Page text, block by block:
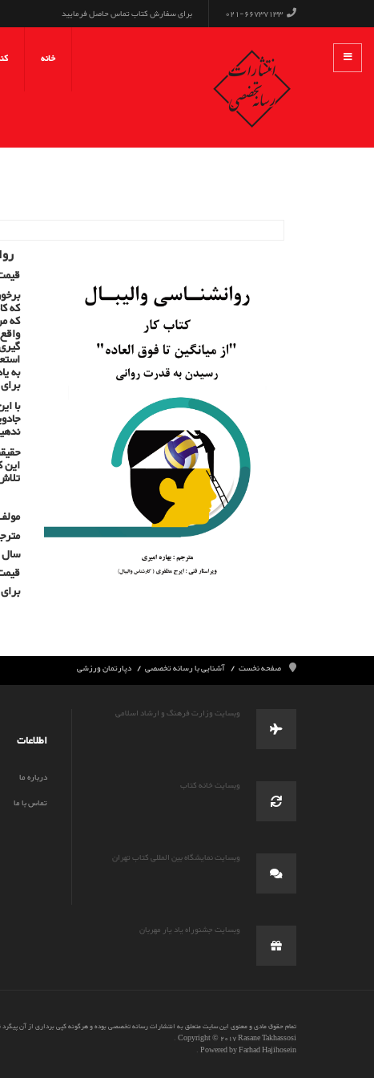
021-66737133 برای سفارش کتاب تماس حاصل فرمایید
خانه
قیمت : 200/
که
که
با
این
سال
قیمت :
صفحه نخست آشنایی با رسانه تخصصی دپارتمان ورزشی
وبسایت وزارت فرهنگ و ارشاد اسلامی
وبسایت خانه کتاب
وبسایت نمایشگاه بین المللی کتاب تهران
وبسایت جشنوراه یاد یار مهربان
اطلاعات
درباره ما
تماس با ما
تمام حقوق مادی و معنوی این سایت متعلق به انتشارات رسانه تخصصی بوده و هرگونه کپی برداری از آن
Copyright © 2017 Rasane Takhassosi
.
Powered by Farhad Hajihosein
.